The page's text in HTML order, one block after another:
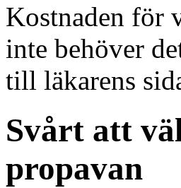
Kostnaden för
inte behöver
till läkarens
Svårt att
propavan